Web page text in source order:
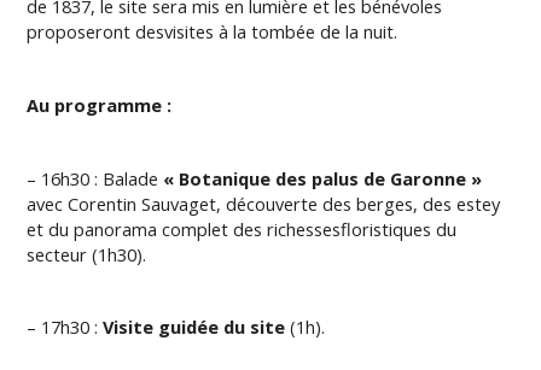
de 1837, le site sera mis en lumière et les bénévoles
proposeront desvisites à la tombée de la nuit.
Au programme :
– 16h30 : Balade « Botanique des palus de Garonne »
avec Corentin Sauvaget, découverte des berges, des estey
et du panorama complet des richessesfloristiques du
secteur (1h30).
– 17h30 :Visite guidée du site(1h).